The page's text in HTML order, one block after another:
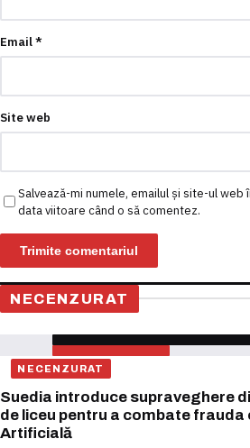
Email*
Site web
Salvează-mi numele, emailul și site-ul web
data viitoare când o să comentez.
NECENZURAT
NECENZURAT
Suedia introduce supraveghere
de liceu pentru a combate frauda
Artificială